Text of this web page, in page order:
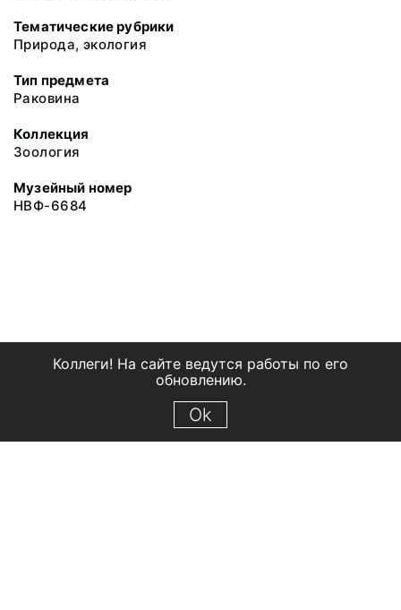
Тематические рубрики
Природа, экология
Тип предмета
Раковина
Коллекция
Зоология
Музейный номер
НВФ-6684
Коллеги! На сайте ведутся работы по его
обновлению.
Ok